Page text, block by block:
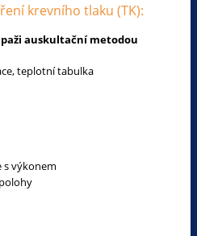
krevního tlaku (TK):
auskultační metodou
teplotní tabulka
s výkonem